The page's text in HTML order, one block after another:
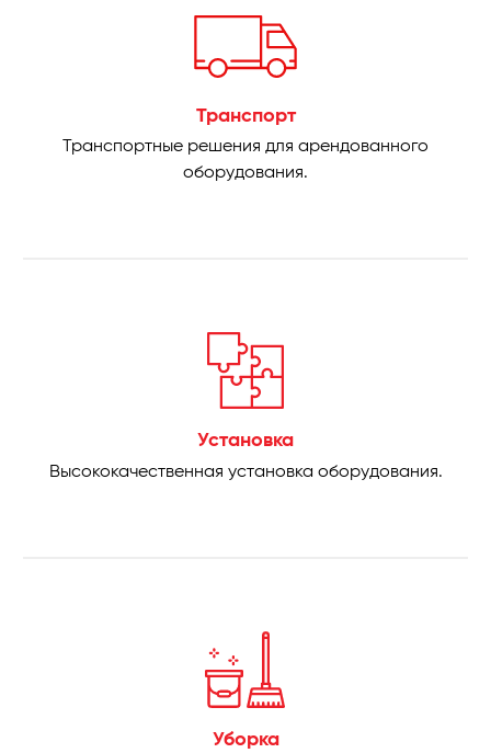
Транспорт
Транспортные решения для арендованного
оборудования.
Установка
Высококачественная установка оборудования.
Уборка